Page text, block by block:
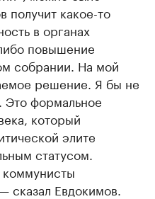
получит какое-то
в органах
повышение
собрании. На мой
решение. Я бы не
Это формальное
который
элите
статусом.
сказал Евдокимов.